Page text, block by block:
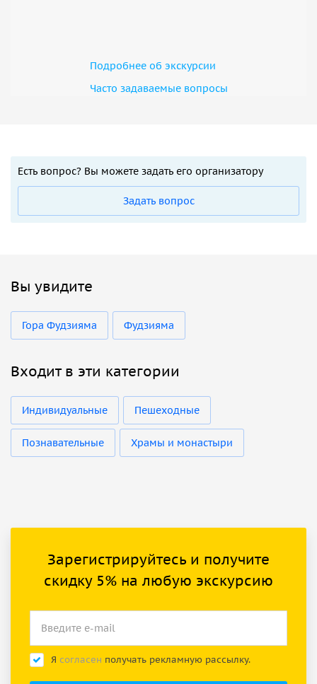
Подробнее об экскурсии
Часто задаваемые вопросы
Есть вопрос? Вы можете задать его организатору
Задать вопрос
Вы увидите
Гора Фудзияма Фудзияма
Входит в эти категории
Индивидуальные Пешеходные
Познавательные Храмы и монастыри
Зарегистрируйтесь и получите
скидку 5% на любую экскурсию
Я согласен получать рекламную рассылку.